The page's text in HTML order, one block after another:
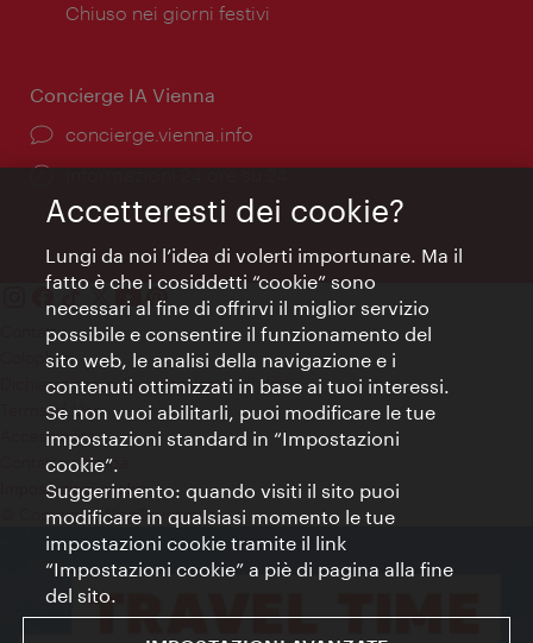
di
Chiuso nei giorni festivi
Concierge IA Vienna
Ort:
concierge.vienna.info
Öffnungszeiten:
Informazioni 24 ore su 24
Contatti
Colophon
Dichiarazione sulla protezione dei dati
Terms of Use
Accessibilità
Contatto stampa
Impostazioni cookie
© Copyright WienTourismus
Accetteresti dei cookie?
Lungi da noi l’idea di volerti importunare. Ma il
fatto è che i cosiddetti “cookie” sono
necessari al fine di offrirvi il miglior servizio
possibile e consentire il funzionamento del
sito web, le analisi della navigazione e i
contenuti ottimizzati in base ai tuoi interessi.
Se non vuoi abilitarli, puoi modificare le tue
impostazioni standard in “Impostazioni
cookie”.
Suggerimento: quando visiti il sito puoi
modificare in qualsiasi momento le tue
impostazioni cookie tramite il link
“Impostazioni cookie” a piè di pagina alla fine
del sito.